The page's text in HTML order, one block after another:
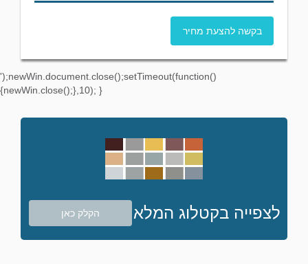
בקשה להצעת מחיר
');newWin.document.close();setTimeout(function()
{newWin.close();},10); }
לצפייה בקטלוג המלא הקלק כאן